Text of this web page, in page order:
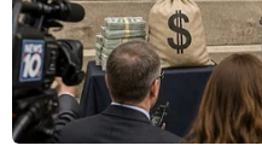
phản lực của mỗi
khống chế, biến
lửa, chuyển hướng lao
tiêu được xem là biểu
Mỹ.